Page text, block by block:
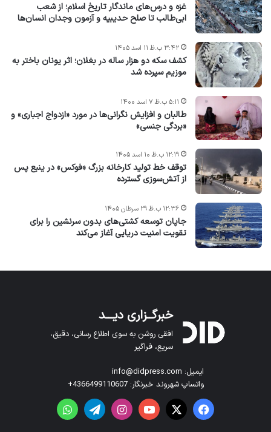
غزه و درس‌های ماندگار تاریخ اسلام؛ از شعب
ابی‌طالب تا صلح حدیبیه و آزمون وجدان انسان‌ها
کشف سکه دو هزار ساله در بغلان؛ اثر یونان باختر به
موزیم سپرده شد
۳:۴۲ ب.ظ ۱۱ اسد ۱۴۰۵
طالبان و افزایش نگرانی‌ها در مورد «ازدواج اجباری» و
«بردگی جنسی»
۵:۱۱ ب.ظ ۷ اسد ۱۴۰۰
توقف خط تولید کارخانه بزرگ «فوکس» در ینبع پس
از آتش‌سوزی گسترده
۱۲:۱۹ ب.ظ ۱۰ اسد ۱۴۰۵
جاپان توسعه کشتی‌های بدون سرنشین را برای
تقویت امنیت دریایی آغاز می‌کند
۱۲:۳۶ ب.ظ ۲۹ سرطان ۱۴۰۵
خبرگــزاری دیـــد
افقی روشن به سوی اطلاع رسانی، دقیق،
سریع، فراگیر
ایمیل: info@didpress.com
واتساپ شهروند خبرنگار: 4366499110607+
فیس بوک X یوتیوباینستاگرامتلگرامواتس آپ